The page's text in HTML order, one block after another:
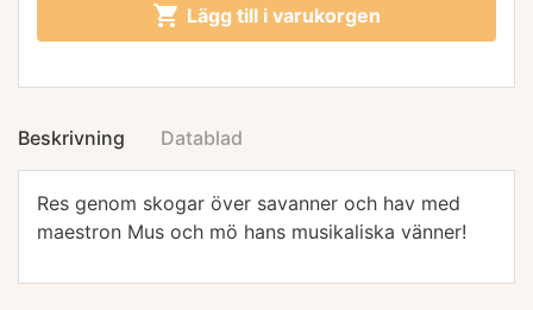
 Lägg till i varukorgen
Beskrivning Datablad
Res genom skogar över savanner och hav med
maestron Mus och mö hans musikaliska vänner!